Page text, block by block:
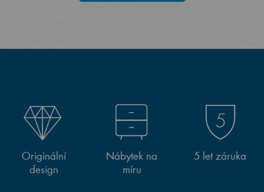
Originální
design
Nábytek na
míru
5 let záruka